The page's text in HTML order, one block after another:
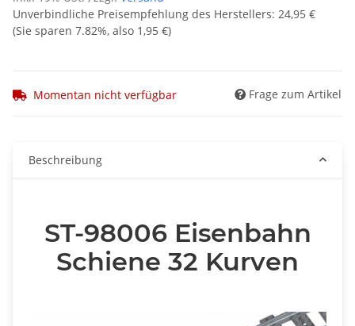
Unverbindliche Preisempfehlung des Herstellers: 24,95 €
(Sie sparen 7.82%, also 1,95 €)
Momentan nicht verfügbar Frage zum Artikel
Beschreibung
ST-98006 Eisenbahn
Schiene 32 Kurven